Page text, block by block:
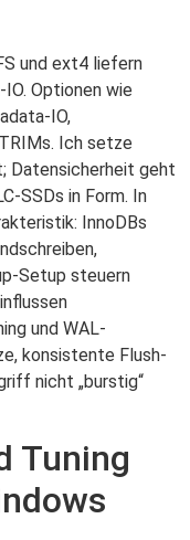
und ext4 liefern
Optionen wie
IO,
Ich setze
Datensicherheit geht
SSDs in Form. In
InnoDBs
Setup steuern
und WAL-
konsistente Flush-
nicht „burstig“
Tuning